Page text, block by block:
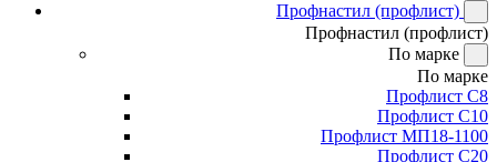
Профнастил (профлист)
Профнастил (профлист)
По марке
По марке
Профлист С8
Профлист С10
Профлист МП18-1100
Профлист С20